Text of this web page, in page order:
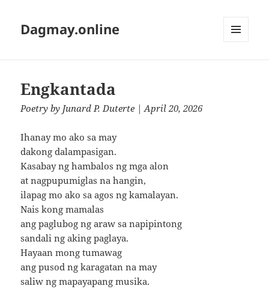
Dagmay.online
Engkantada
Poetry by Junard P. Duterte | April 20, 2026
Ihanay mo ako sa may
dakong dalampasigan.
Kasabay ng hambalos ng mga alon
at nagpupumiglas na hangin,
ilapag mo ako sa agos ng kamalayan.
Nais kong mamalas
ang paglubog ng araw sa napipintong
sandali ng aking paglaya.
Hayaan mong tumawag
ang pusod ng karagatan na may
saliw ng mapayapang musika.